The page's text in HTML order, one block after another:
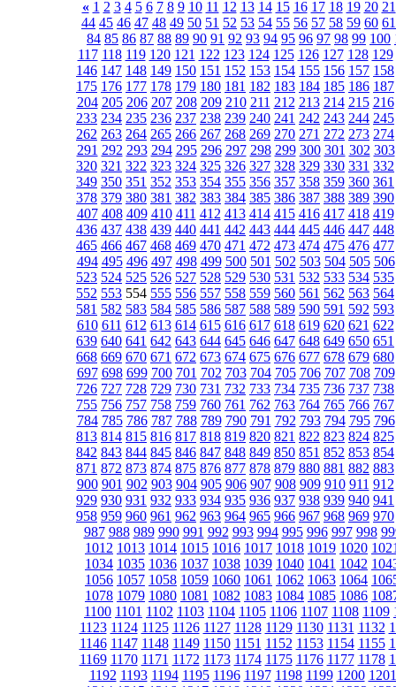
« 1 2 3 4 5 6 7 8 9 10 11 12 13 14 15 16 17 18 19 20 21
44 45 46 47 48 49 50 51 52 53 54 55 56 57 58 59 60 61
84 85 86 87 88 89 90 91 92 93 94 95 96 97 98 99 100
117 118 119 120 121 122 123 124 125 126 127 128 129
146 147 148 149 150 151 152 153 154 155 156 157 158
175 176 177 178 179 180 181 182 183 184 185 186 187
204 205 206 207 208 209 210 211 212 213 214 215 216
233 234 235 236 237 238 239 240 241 242 243 244 245
262 263 264 265 266 267 268 269 270 271 272 273 274
291 292 293 294 295 296 297 298 299 300 301 302 303
320 321 322 323 324 325 326 327 328 329 330 331 332
349 350 351 352 353 354 355 356 357 358 359 360 361
378 379 380 381 382 383 384 385 386 387 388 389 390
407 408 409 410 411 412 413 414 415 416 417 418 419
436 437 438 439 440 441 442 443 444 445 446 447 448
465 466 467 468 469 470 471 472 473 474 475 476 477
494 495 496 497 498 499 500 501 502 503 504 505 506
523 524 525 526 527 528 529 530 531 532 533 534 535
552 553 554 555 556 557 558 559 560 561 562 563 564
581 582 583 584 585 586 587 588 589 590 591 592 593
610 611 612 613 614 615 616 617 618 619 620 621 622
639 640 641 642 643 644 645 646 647 648 649 650 651
668 669 670 671 672 673 674 675 676 677 678 679 680
697 698 699 700 701 702 703 704 705 706 707 708 709
726 727 728 729 730 731 732 733 734 735 736 737 738
755 756 757 758 759 760 761 762 763 764 765 766 767
784 785 786 787 788 789 790 791 792 793 794 795 796
813 814 815 816 817 818 819 820 821 822 823 824 825
842 843 844 845 846 847 848 849 850 851 852 853 854
871 872 873 874 875 876 877 878 879 880 881 882 883
900 901 902 903 904 905 906 907 908 909 910 911 912
929 930 931 932 933 934 935 936 937 938 939 940 941
958 959 960 961 962 963 964 965 966 967 968 969 970
987 988 989 990 991 992 993 994 995 996 997 998
1012 1013 1014 1015 1016 1017 1018 1019 1020
1034 1035 1036 1037 1038 1039 1040 1041 1042
1056 1057 1058 1059 1060 1061 1062 1063 1064
1078 1079 1080 1081 1082 1083 1084 1085 1086
1100 1101 1102 1103 1104 1105 1106 1107 1108 1109
1123 1124 1125 1126 1127 1128 1129 1130 1131 1132
1146 1147 1148 1149 1150 1151 1152 1153 1154 1155
1169 1170 1171 1172 1173 1174 1175 1176 1177 1178
1192 1193 1194 1195 1196 1197 1198 1199 1200 1201